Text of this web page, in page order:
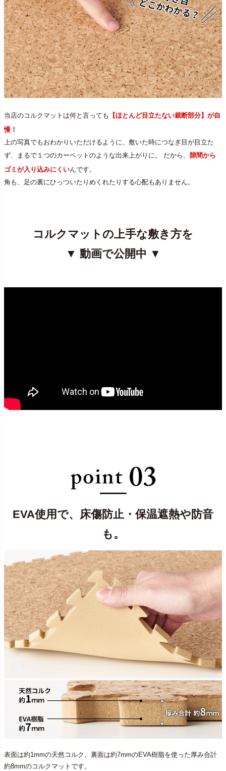
当店のコルクマットは何と言っても
【ほとんど目立たない裁断部分】が自
慢！
上の写真でもおわかりいただけるように、敷いた時につなぎ目が目立た
ず、まるで１つのカーペットのような出来上がりに。 だから、 隙間から
ゴミが入り込みにくいんです。
角も、足の裏にひっついたりめくれたりする心配もありません。
コルクマットの上手な敷き方を
▼ 動画で公開中 ▼
EVA使用で、床傷防止・保温遮熱や防音
も。
表面は約1mmの天然コルク、裏面は約7mmのEVA樹脂を使った厚み合計
約8mmのコルクマットです。